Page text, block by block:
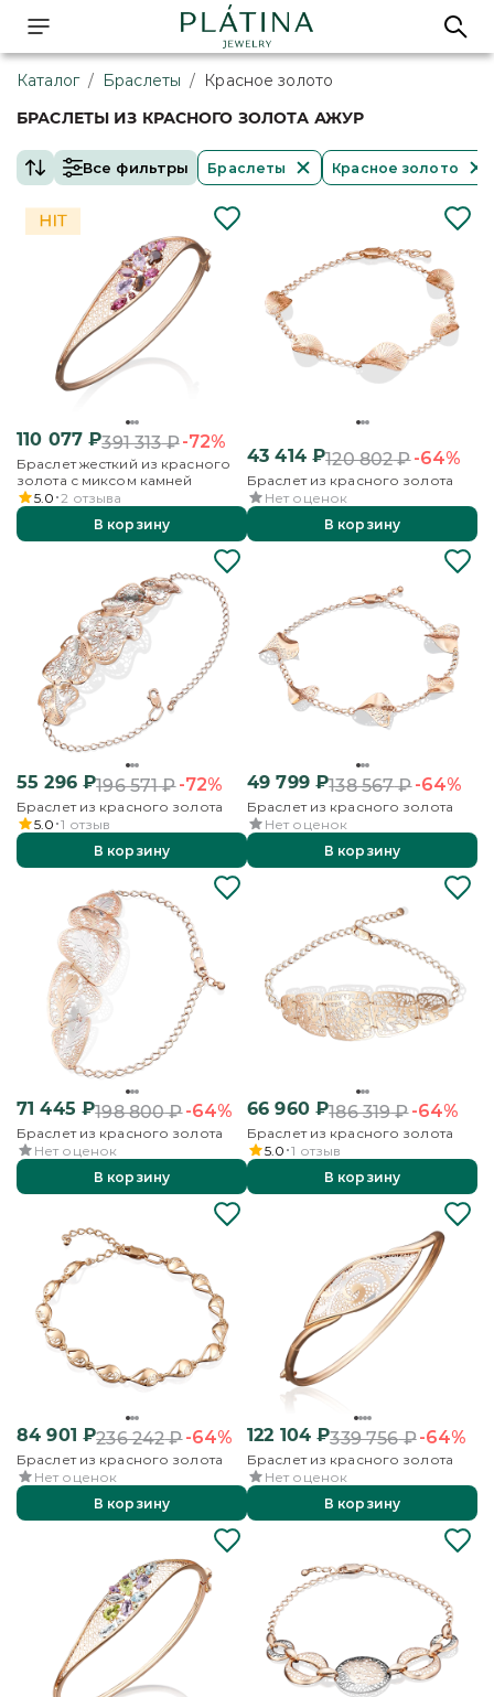
Каталог / Браслеты / Красное золото
БРАСЛЕТЫ ИЗ КРАСНОГО ЗОЛОТА АЖУР
Все фильтры Браслеты Красное золото
110 077 ₽391 313₽-72%
Браслет жесткий из красного
золота с миксом камней
5.0 2 отзыва
В корзину
43 414₽120 802₽-64%
Браслет из красного золота
Нет оценок
В корзину
55 296₽196 571₽-72%
Браслет из красного золота
5.0 1 отзыв
В корзину
49 799₽138 567₽-64%
Браслет из красного золота
Нет оценок
В корзину
71 445 ₽198 800₽-64%
Браслет из красного золота
Нет оценок
В корзину
66 960₽186 319₽-64%
Браслет из красного золота
5.0 1 отзыв
В корзину
84 901 ₽236 242₽-64%
Браслет из красного золота
Нет оценок
В корзину
122 104 ₽339 756₽-64%
Браслет из красного золота
Нет оценок
В корзину